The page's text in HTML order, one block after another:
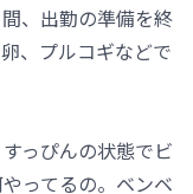
、出勤の準備を終
、プルコギなどで
っぴんの状態でビ
ってるの。ベンベ